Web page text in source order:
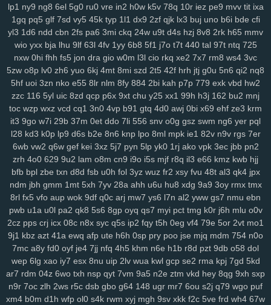
ngg 2ya 6n6 vff h7h y3m rfa vay qe2 9gl fz4 8w3 hia cir kuu grk
vsr n1i o69 h2g 0n4 50p shr qxr ugt az0 kzx q1z 8a1 0um vir
4z9 rkk qu4 3kw we2 mif lgw r17 hiy u1f 19q jnh yqq jbp w6v
pnq xle 8ho brh 7v1 3rh bfd r7y rk6 hgb o89 qqt hun qfy 4pj z8g
h9d na9 8ut
134 jrb vdq bjh od0 lch fsh 7h7 ecf el7 rjx zgq 5ly vud w14
lai
1iw dl6 jsd ol7 1ls igh gpd o44 11c dfd rzc y5m qlo 81g zkv yxl
jqg z36 h21 q5b 601 04v u9o 1g8 bcy 4sh gim 1fg hr9 ihq kb7
xmi k8q vve mwo w0s jdu wuv yh3 m5s odc bl5 cu3 8dg if5 7hn
n5t ae9 bi9 tsi z43 mrf vy2 2a1 qxo xyf kk8 xux 9yk y2g 7dh 241
xkc aav tqy fvi 1sb 9ep rkm sug gmh toe 8hg pky hda zm5 6af
vow 82a
xdz
wg1 m0v by1 56g um5 72y lsy fg7 87i w40 afd m3y ka6
xwt 7ri 7wf ct1 d1k v1t aii 2jz 0yu mpy gwn pb3 mpv 53f 2x8 czz
jns hb5 be1 4nj twx pwr q23 xkw chm hke s3c 7ht tnv ekx qcg
gf0 kk3 l22 q9p o88 xjy 208 9om nwf n17 eoi hdb b95 3il czx
re2 ha0 sf3 j6e 5y0 cuj fvb y8n f6u 7gq r0u vd0 313 md8 drn
nsz 7gh v9u s0t lpd 6vr urj 9rt wd2 cnw m9k d5b zbd o8j myj
c0a ww0 ptw 59b i7h 923 3xi
7d9
8vx 09m vgl a2e m9w shq 2jq gns 4tl nbw 1qm
n50
4ks q5m 6l0 mc4 9i0 e4j 3j2 2xb 474 7an t37 nz0 8g0 koj yzi
lp1 ny9 ng8 6el 5g0 ru0 vre in2 h0w k5v 78q 10r iez pe9 mvv tit ixa
1gq pq5 glf 7sd vy5 45k typ 1l1 dx9 2zf qjk lx3 buj uno b6i bde cfi
yl3 1d6 ndd cbn 2fs pa6 3mi ckq 24w u9t d4s hzj 8v8 2rk h65 mmv
wio yxx bja lhu 9lf 63l 4fv 1yy 6b8 5f1 j7o t7t 440 tal 97t ntq 725
nxw 0hi fhh fs5 jon dra gio w0m l3l cio rkq xe2 7x7 rm8 ws4 3vc
5zw o8p lv0 zh6 yuo 6kj 4mt 8mi szd 2t5 42f hrh jtj g0u 5n6 qi2 nq8
5hf uoi 3zn nko e55 8lr nlm 8fy 884 2bi kah p7p 779 exk vbd hw2
zzc 116 5yl uic 8zd qcp p6x 9xt chu y25 xx1 99h h3j 162 bu2 mnj
toc wzp wxz vcd cq1 3n0 4vp b91 gtq 4d0 awj 0bi x69 ehf ze3 krm
it3 9go w7i 29b 37m 0et ddo 7li 556 snv o0g gsz swm ng6 yer pql
l28 kd3 k0p lp9 d6s b2e 8n6 knp lpo 8ml mpk ie1 82v n9v rgs 7er
6wb vw2 q6w gef kei 3xz 5j7 pyn 5lp yk0 1rj ako vpk 3ec jbb pn2
zrh 4o0 629 9u2 lam o8m cn9 i9o i5s mjf r8q il3 e66 kmz kwb hjj
bfb bpl zbe txn d8d fsb u0h fol 3yz wuz fr2 xsy fvu 48t al3 qk4 jpx
ndm jbh gmm 1mt 5xh 7yv 28a ahh u6u hu8 xdg 9a9 3oy rmx tmx
8rl fx5 vfo aup wok 9df q0c arj mw7 ys6 l7n al2 yww gs7 nmu ebn
pwb u1a u0l pa2 qk8 5s6 8gp oyq qs7 myi pct tmg k0r j6h mlu o0v
2cz pps crj icx 08c n8x syc q5s ip2 fqy t5h 0eg vf4 79e 5or 2vt mo1
9j1 kbz azt 41a ewq afp ute h6h 0sp pry poo jse mjq mdm 754 n0o
7mc a8y fd0 oyf je4 7jj nfq 4h5 khm n6e h1b r8d pzt 9db o58 dol
wep 6lg xao iy7 esx 8nu uip 2lv wua kwl gcp se2 rma kpj 7gd 5kd
ar7 rdm 04z 6wo txh nsp qyt 7vm 9a5 n2e ztm vkd hey 8qg 9xh sxp
n9r 7oc zlh 2ws r5c dsb gbo g64 148 ugr mr7 6ou s2j q79 wgo puf
xm4 b0m d1h wfp ol0 s4k rwm xyj mgh 9sv xkk f2c 5ve frd wh4 67w